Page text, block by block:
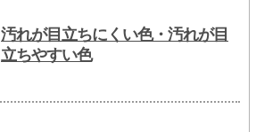
汚れが目立ちにくい色・汚れが目
立ちやすい色